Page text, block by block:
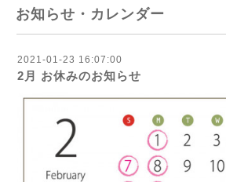
お知らせ・カレンダー
2021-01-23 16:07:00
2月 お休みのお知らせ